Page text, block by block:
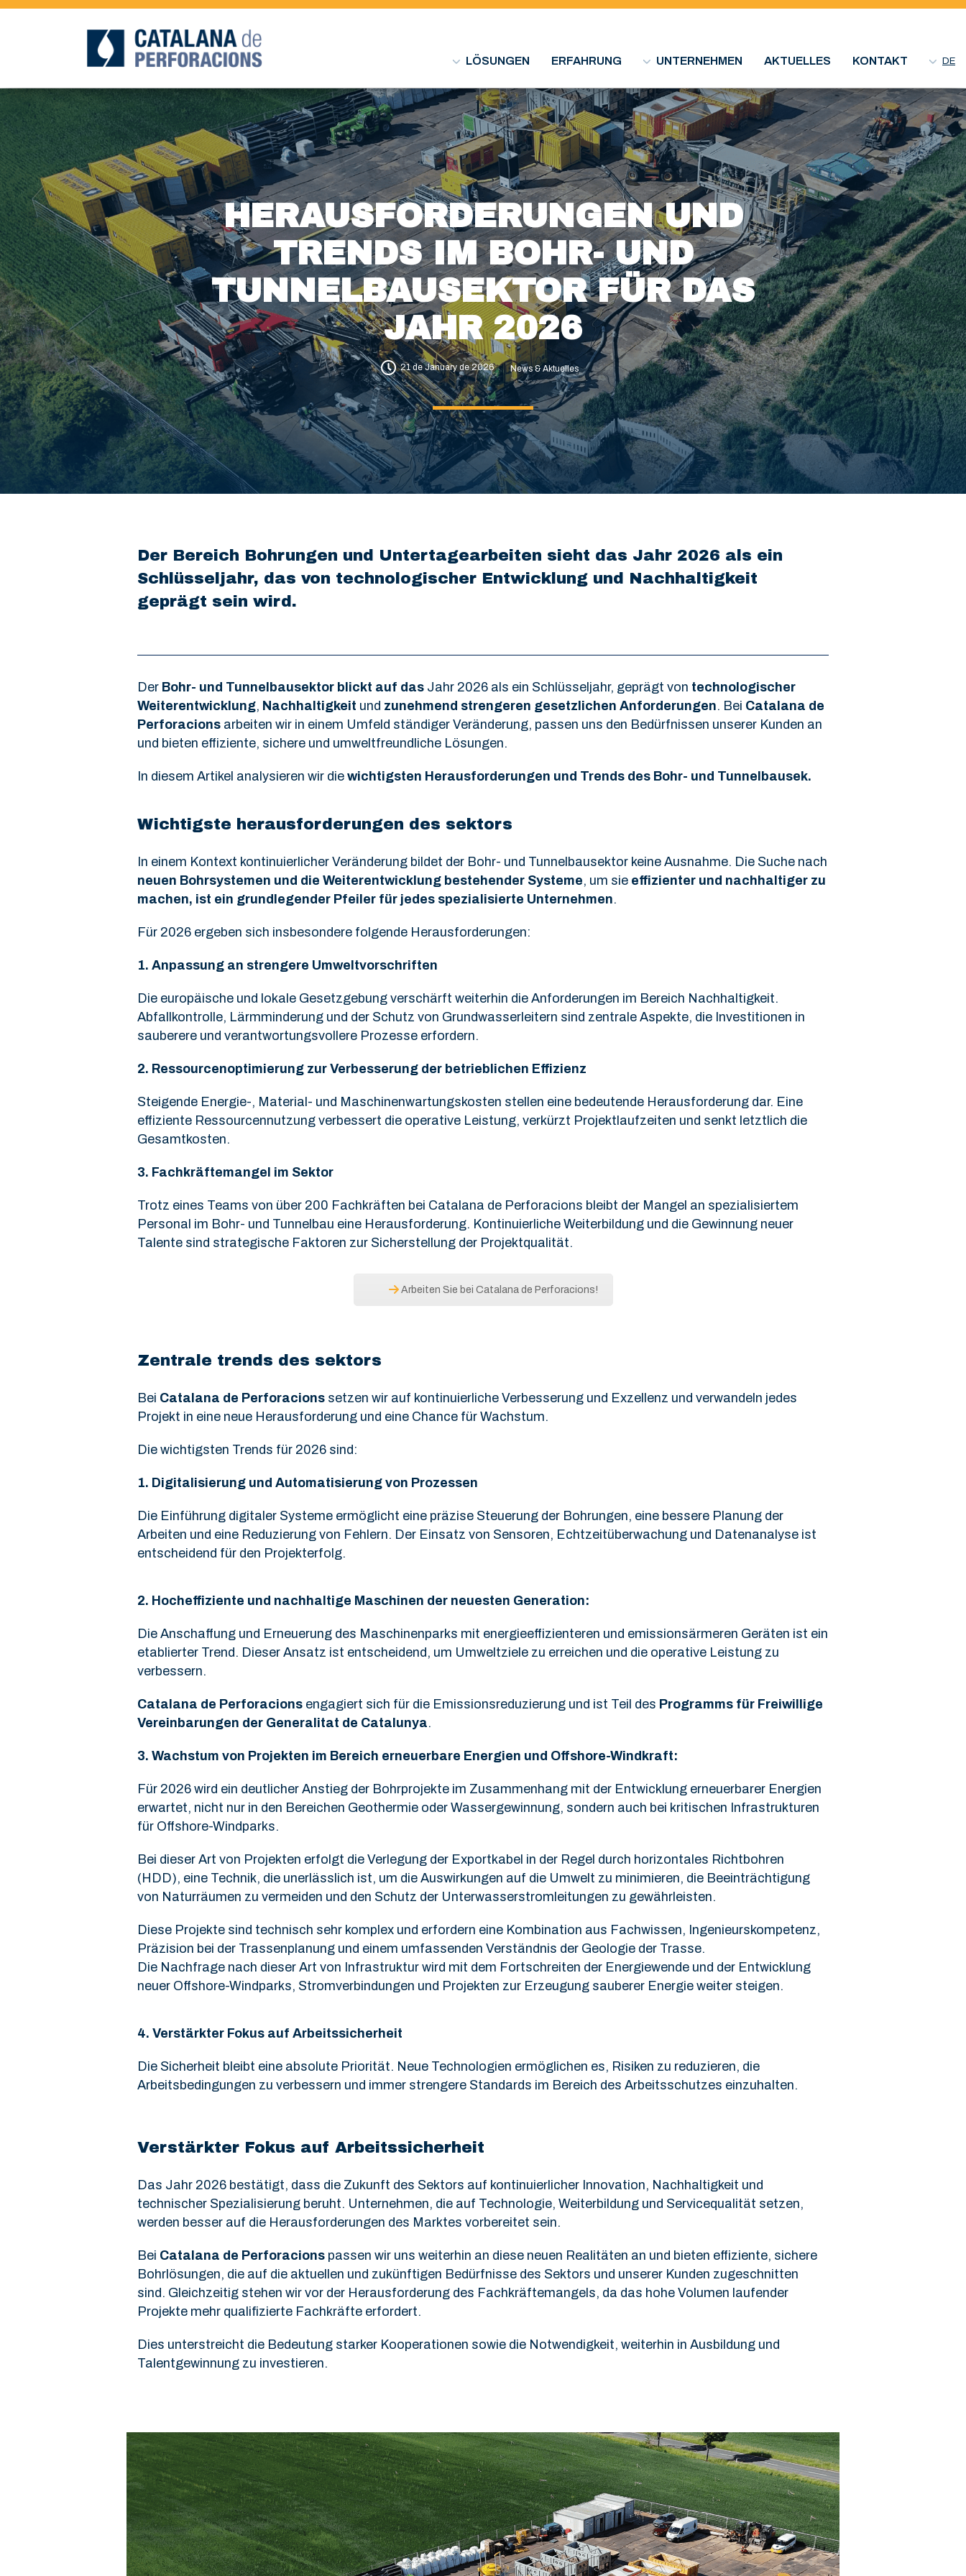
LÖSUNGEN ERFAHRUNG UNTERNEHMEN AKTUELLES KONTAKT DE
HERAUSFORDERUNGEN UND
TRENDS IM BOHR- UND
TUNNELBAUSEKTOR FÜR DAS
JAHR 2026
21 de January de 2026 News & Aktuelles
Der Bereich Bohrungen und Untertagearbeiten sieht das Jahr 2026 als ein
Schlüsseljahr, das von technologischer Entwicklung und Nachhaltigkeit
geprägt sein wird.
Der Bohr- und Tunnelbausektor blickt auf das Jahr 2026 als ein Schlüsseljahr, geprägt von technologischer
Weiterentwicklung, Nachhaltigkeit und zunehmend strengeren gesetzlichen Anforderungen. Bei Catalana de
Perforacions arbeiten wir in einem Umfeld ständiger Veränderung, passen uns den Bedürfnissen unserer Kunden an
und bieten effiziente, sichere und umweltfreundliche Lösungen.
In diesem Artikel analysieren wir die wichtigsten Herausforderungen und Trends des Bohr- und Tunnelbausek.
Wichtigste herausforderungen des sektors
In einem Kontext kontinuierlicher Veränderung bildet der Bohr- und Tunnelbausektor keine Ausnahme. Die Suche nach
neuen Bohrsystemen und die Weiterentwicklung bestehender Systeme, um sie effizienter und nachhaltiger zu
machen, ist ein grundlegender Pfeiler für jedes spezialisierte Unternehmen.
Für 2026 ergeben sich insbesondere folgende Herausforderungen:
1. Anpassung an strengere Umweltvorschriften
Die europäische und lokale Gesetzgebung verschärft weiterhin die Anforderungen im Bereich Nachhaltigkeit.
Abfallkontrolle, Lärmminderung und der Schutz von Grundwasserleitern sind zentrale Aspekte, die Investitionen in
sauberere und verantwortungsvollere Prozesse erfordern.
2. Ressourcenoptimierung zur Verbesserung der betrieblichen Effizienz
Steigende Energie-, Material- und Maschinenwartungskosten stellen eine bedeutende Herausforderung dar. Eine
effiziente Ressourcennutzung verbessert die operative Leistung, verkürzt Projektlaufzeiten und senkt letztlich die
Gesamtkosten.
3. Fachkräftemangel im Sektor
Trotz eines Teams von über 200 Fachkräften bei Catalana de Perforacions bleibt der Mangel an spezialisiertem
Personal im Bohr- und Tunnelbau eine Herausforderung. Kontinuierliche Weiterbildung und die Gewinnung neuer
Talente sind strategische Faktoren zur Sicherstellung der Projektqualität.
Arbeiten Sie bei Catalana de Perforacions!
Zentrale trends des sektors
Bei Catalana de Perforacions setzen wir auf kontinuierliche Verbesserung und Exzellenz und verwandeln jedes
Projekt in eine neue Herausforderung und eine Chance für Wachstum.
Die wichtigsten Trends für 2026 sind:
1. Digitalisierung und Automatisierung von Prozessen
Die Einführung digitaler Systeme ermöglicht eine präzise Steuerung der Bohrungen, eine bessere Planung der
Arbeiten und eine Reduzierung von Fehlern. Der Einsatz von Sensoren, Echtzeitüberwachung und Datenanalyse ist
entscheidend für den Projekterfolg.
2. Hocheffiziente und nachhaltige Maschinen der neuesten Generation:
Die Anschaffung und Erneuerung des Maschinenparks mit energieeffizienteren und emissionsärmeren Geräten ist ein
etablierter Trend. Dieser Ansatz ist entscheidend, um Umweltziele zu erreichen und die operative Leistung zu
verbessern.
Catalana de Perforacions engagiert sich für die Emissionsreduzierung und ist Teil des Programms für Freiwillige
Vereinbarungen der Generalitat de Catalunya.
3. Wachstum von Projekten im Bereich erneuerbare Energien und Offshore-Windkraft:
Für 2026 wird ein deutlicher Anstieg der Bohrprojekte im Zusammenhang mit der Entwicklung erneuerbarer Energien
erwartet, nicht nur in den Bereichen Geothermie oder Wassergewinnung, sondern auch bei kritischen Infrastrukturen
für Offshore-Windparks.
Bei dieser Art von Projekten erfolgt die Verlegung der Exportkabel in der Regel durch horizontales Richtbohren
(HDD), eine Technik, die unerlässlich ist, um die Auswirkungen auf die Umwelt zu minimieren, die Beeinträchtigung
von Naturräumen zu vermeiden und den Schutz der Unterwasserstromleitungen zu gewährleisten.
Diese Projekte sind technisch sehr komplex und erfordern eine Kombination aus Fachwissen, Ingenieurskompetenz,
Präzision bei der Trassenplanung und einem umfassenden Verständnis der Geologie der Trasse.
Die Nachfrage nach dieser Art von Infrastruktur wird mit dem Fortschreiten der Energiewende und der Entwicklung
neuer Offshore-Windparks, Stromverbindungen und Projekten zur Erzeugung sauberer Energie weiter steigen.
4. Verstärkter Fokus auf Arbeitssicherheit
Die Sicherheit bleibt eine absolute Priorität. Neue Technologien ermöglichen es, Risiken zu reduzieren, die
Arbeitsbedingungen zu verbessern und immer strengere Standards im Bereich des Arbeitsschutzes einzuhalten.
Verstärkter Fokus auf Arbeitssicherheit
Das Jahr 2026 bestätigt, dass die Zukunft des Sektors auf kontinuierlicher Innovation, Nachhaltigkeit und
technischer Spezialisierung beruht. Unternehmen, die auf Technologie, Weiterbildung und Servicequalität setzen,
werden besser auf die Herausforderungen des Marktes vorbereitet sein.
Bei Catalana de Perforacions passen wir uns weiterhin an diese neuen Realitäten an und bieten effiziente, sichere
Bohrlösungen, die auf die aktuellen und zukünftigen Bedürfnisse des Sektors und unserer Kunden zugeschnitten
sind. Gleichzeitig stehen wir vor der Herausforderung des Fachkräftemangels, da das hohe Volumen laufender
Projekte mehr qualifizierte Fachkräfte erfordert.
Dies unterstreicht die Bedeutung starker Kooperationen sowie die Notwendigkeit, weiterhin in Ausbildung und
Talentgewinnung zu investieren.